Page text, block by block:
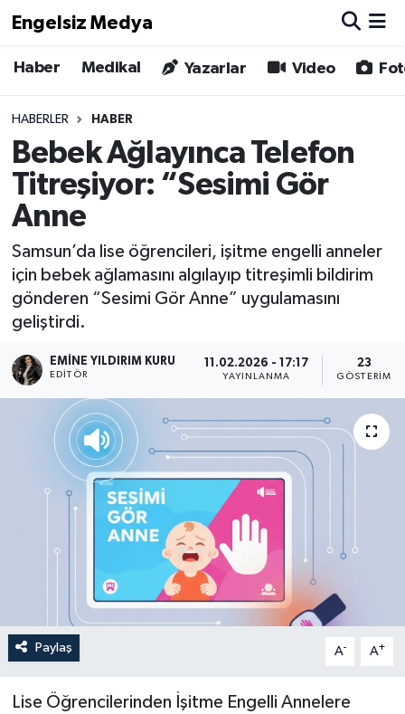
Engelsiz Medya
Haber Medikal Yazarlar Video
HABERLER HABER
Bebek Ağlayınca Telefon
Titreşiyor: “Sesimi Gör
Anne
Samsun’da lise öğrencileri, işitme engelli anneler
için bebek ağlamasını algılayıp titreşimli bildirim
gönderen “Sesimi Gör Anne” uygulamasını
geliştirdi.
EMINE YILDIRIM KURU
EDITÖR
11.02.2026 - 17:17
YAYINLANMA
23
GÖSTERIM
Paylaş A- A+
Lise Öğrencilerinden İşitme Engelli Annelere
Haber
Medikal
Yönetim Kurulu
Yazarlar
Biz Buradayız
Künye
Hava Durumu
Trafik Durumu
Süper Lig Puan Durumu ve Fikstür
Tüm Manşetler
Son Dakika Haberleri
Haber Arşivi